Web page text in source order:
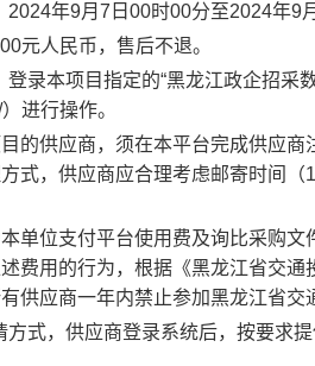
2024年9月7日00时00分至2024年9
元人民币，售后不退。
录本项目指定的“黑龙江政企招采
）进行操作。
的供应商，须在本平台完成供应
式，供应商应合理考虑邮寄时间
单位支付平台使用费及询比采购
费用的行为，根据《黑龙江省交
供应商一年内禁止参加黑龙江省
方式，供应商登录系统后，按要求